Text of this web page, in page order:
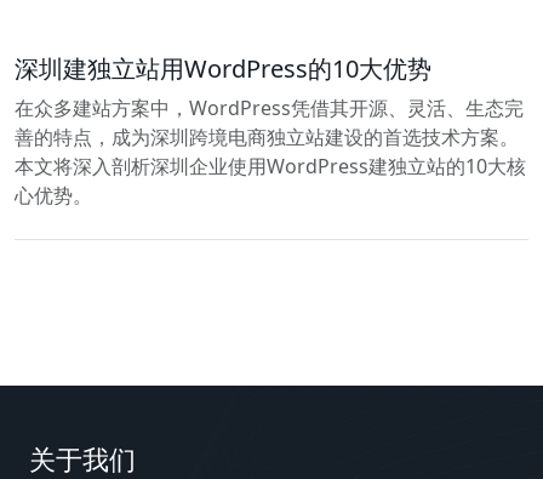
深圳建独立站用WordPress的10大优势
在众多建站方案中，WordPress凭借其开源、灵活、生态完
善的特点，成为深圳跨境电商独立站建设的首选技术方案。
本文将深入剖析深圳企业使用WordPress建独立站的10大核
心优势。
关于我们